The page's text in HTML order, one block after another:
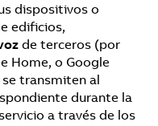
dispositivos o
edificios,
de terceros (por
Home, o Google
transmiten al
durante la
a través de los